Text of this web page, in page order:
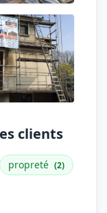
clients
propreté (2)